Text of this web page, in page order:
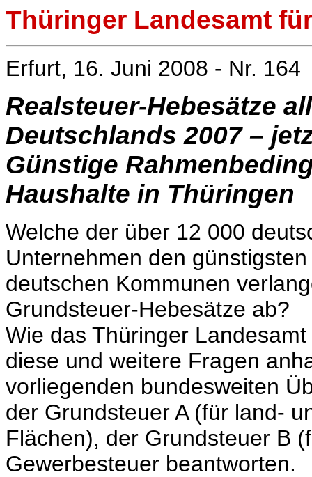
Thüringer Landesamt
Erfurt, 16. Juni 2008 - Nr. 164
Realsteuer-Hebesätze
Deutschlands 2007 –
Günstige
Haushalte in Thüringen
Welche der über 12 000
Unternehmen den
deutschen Kommunen
Grundsteuer-Hebesätze ab?
Wie das Thüringer
diese und weitere Fragen
vorliegenden bundesweiten
der Grundsteuer A (für land-
Flächen), der Grundsteuer B
Gewerbesteuer beantworten.